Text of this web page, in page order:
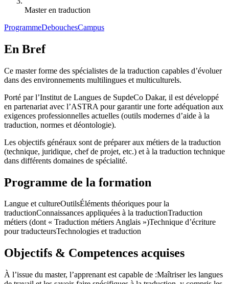
Master en traduction
ProgrammeDebouchesCampus
En Bref
Ce master forme des spécialistes de la traduction capables d’évoluer
dans des environnements multilingues et multiculturels.
Porté par l’Institut de Langues de SupdeCo Dakar, il est développé
en partenariat avec l’ASTRA pour garantir une forte adéquation aux
exigences professionnelles actuelles (outils modernes d’aide à la
traduction, normes et déontologie).
Les objectifs généraux sont de préparer aux métiers de la traduction
(technique, juridique, chef de projet, etc.) et à la traduction technique
dans différents domaines de spécialité.
Programme de la formation
Langue et cultureOutilsÉléments théoriques pour la
traductionConnaissances appliquées à la traductionTraduction
métiers (dont « Traduction métiers Anglais »)Technique d’écriture
pour traducteursTechnologies et traduction
Objectifs & Competences acquises
À l’issue du master, l’apprenant est capable de :Maîtriser les langues